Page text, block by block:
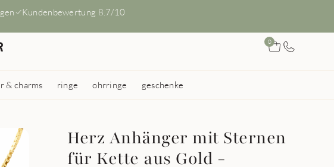
Kundenbewertung 8.7/10
0
& charms ringe ohrringe geschenke
Herz Anhänger mit Sternen
für Kette aus Gold -